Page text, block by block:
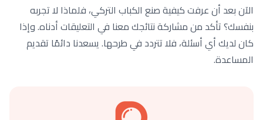
الآن بعد أن عرفت كيفية صنع الكباب التركي، فلماذا لا تجربه
بنفسك؟ تأكد من مشاركة نتائجك معنا في التعليقات أدناه. وإذا
كان لديك أي أسئلة، فلا تتردد في طرحها. يسعدنا دائمًا تقديم
المساعدة.